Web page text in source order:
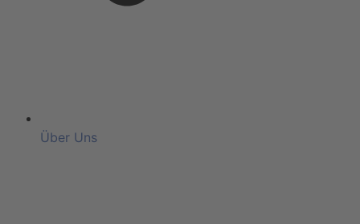
Über Uns